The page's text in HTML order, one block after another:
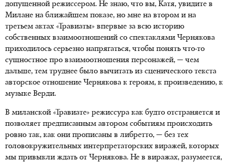
допущенной режиссером. Не знаю, что вы, Катя, увидите в
Милане на ближайшем показе, но мне на втором и на
третьем актах «Травиаты» впервые за всю историю
собственных взаимоотношений со спектаклями Чернякова
приходилось серьезно напрягаться, чтобы понять что-то
сущностное про взаимоотношения персонажей, — чем
дальше, тем труднее было вычитать из сценического текста
авторское отношение Чернякова к героям, к произведению, к
музыке Верди.
В миланской «Травиате» режиссура как будто отстраняется и
позволяет предписанным автором событиям происходить
ровно так, как они прописаны в либретто, — без тех
головокружительных интерпретаторских виражей, которых
мы привыкли ждать от Чернякова. Не в виражах, разумеется,